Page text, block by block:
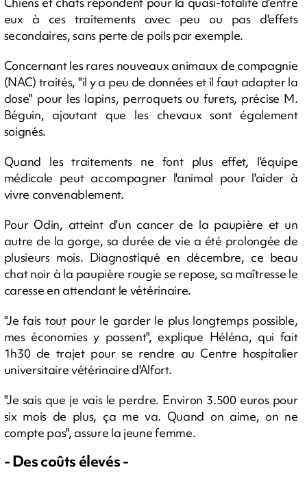
eux à ces traitements avec peu ou pas d'effets
secondaires, sans perte de poils par exemple.
Concernant les rares nouveaux animaux de compagnie
(NAC) traités, "il y a peu de données et il faut adapter la
dose" pour les lapins, perroquets ou furets, précise M.
Béguin, ajoutant que les chevaux sont également
soignés.
Quand les traitements ne font plus effet, l'équipe
médicale peut accompagner l'animal pour l'aider à
vivre convenablement.
Pour Odin, atteint d'un cancer de la paupière et un
autre de la gorge, sa durée de vie a été prolongée de
plusieurs mois. Diagnostiqué en décembre, ce beau
chat noir à la paupière rougie se repose, sa maîtresse le
caresse en attendant le vétérinaire.
"Je fais tout pour le garder le plus longtemps possible,
mes économies y passent", explique Héléna, qui fait
1h30 de trajet pour se rendre au Centre hospitalier
universitaire vétérinaire d'Alfort.
"Je sais que je vais le perdre. Environ 3.500 euros pour
six mois de plus, ça me va. Quand on aime, on ne
compte pas", assure la jeune femme.
- Des coûts élevés -